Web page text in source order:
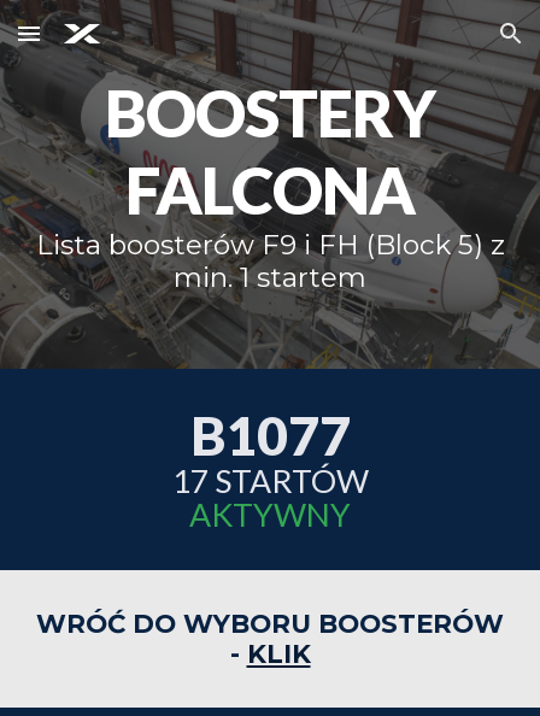
Skip to main content Skip to navigation
BOOSTERY
FALCONA
Lista boosterów F9 i FH (Block 5) z
min. 1 startem
B1077
17 STARTÓW
AKTYWNY
WRÓĆ DO WYBORU BOOSTERÓW
- KLIK